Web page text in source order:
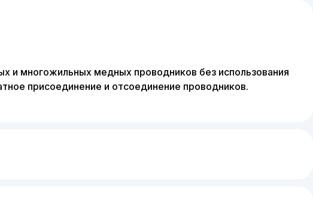
и многожильных медных проводников без использования
присоединение и отсоединение проводников.